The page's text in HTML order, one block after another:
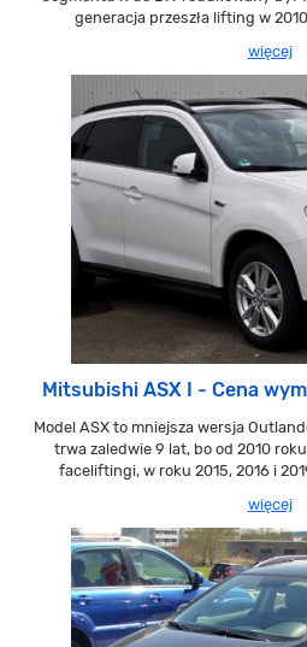
generacja przeszła lifting w
więcej
Mitsubishi ASX I - Cena
Model ASX to mniejsza wersja
trwa zaledwie 9 lat, bo od 2010
faceliftingi, w roku 2015, 2016 i
więcej